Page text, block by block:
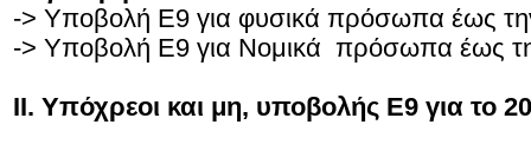
-> Υποβολή Ε9 για φυσικά πρόσωπα έως
-> Υποβολή Ε9 για Νομικά πρόσωπα έως
ΙΙ. Υπόχρεοι και μη, υποβολής Ε9 για το